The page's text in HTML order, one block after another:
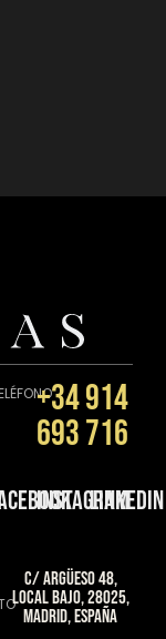
+34 914
693 716
instagram
linkedin
C/ Argüeso 48,
Local Bajo, 28025,
Madrid, España